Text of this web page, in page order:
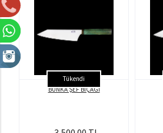
Tükendi
BUNKA ŞEF BIÇAĞI